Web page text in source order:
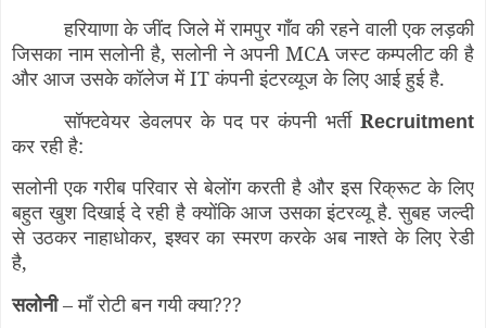
हरियाणा के जींद जिले में रामपुर गाँव की रहने वाली एक लड़की
जिसका नाम सलोनी है, सलोनी ने अपनी MCA जस्ट कम्पलीट की है
और आज उसके कॉलेज में IT कंपनी इंटरव्यूज के लिए आई हुई है.
सॉफ्टवेयर डेवलपर के पद पर कंपनी भर्ती Recruitment
कर रही है:
सलोनी एक गरीब परिवार से बेलोंग करती है और इस रिक्रूट के लिए
बहुत खुश दिखाई दे रही है क्योंकि आज उसका इंटरव्यू है. सुबह जल्दी
से उठकर नाहाधोकर, इश्वर का स्मरण करके अब नाश्ते के लिए रेडी
है,
सलोनी– माँ रोटी बन गयी क्या???